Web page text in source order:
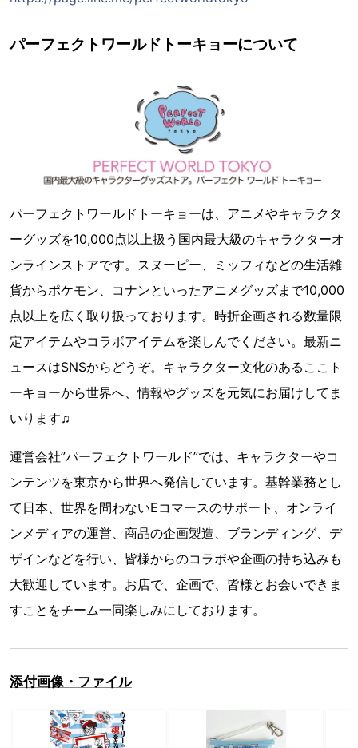
パーフェクトワールドトーキョーについて
パーフェクトワールドトーキョーは、アニメやキャラクタ
ーグッズを10,000点以上扱う国内最大級のキャラクターオ
ンラインストアです。スヌーピー、ミッフィなどの生活雑
貨からポケモン、コナンといったアニメグッズまで10,000
点以上を広く取り扱っております。時折企画される数量限
定アイテムやコラボアイテムを楽しんでください。最新ニ
ュースはSNSからどうぞ。キャラクター文化のあるここト
ーキョーから世界へ、情報やグッズを元気にお届けしてま
いります♫
運営会社”パーフェクトワールド”では、キャラクターやコ
ンテンツを東京から世界へ発信しています。基幹業務とし
て日本、世界を問わないEコマースのサポート、オンライ
ンメディアの運営、商品の企画製造、ブランディング、デ
ザインなどを行い、皆様からのコラボや企画の持ち込みも
大歓迎しています。お店で、企画で、皆様とお会いできま
すことをチーム一同楽しみにしております。
添付画像・ファイル